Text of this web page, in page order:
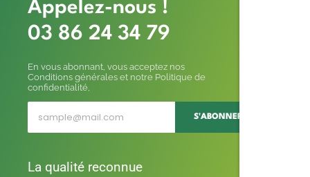
Appelez-nous !
03 86 24 34 79
En vous abonnant, vous acceptez nos
Conditions générales et notre Politique de
confidentialité,
S'ABONNER
La qualité reconnue